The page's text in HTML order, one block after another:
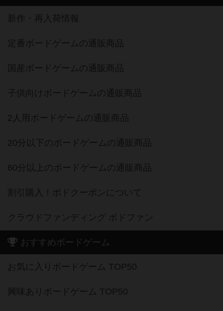
新作・再入荷情報
定番ボードゲームの通販商品
国産ボードゲームの通販商品
子供向けボードゲームの通販商品
2人用ボードゲームの通販商品
20分以下のボードゲームの通販商品
60分以上のボードゲームの通販商品
割引購入！ボドクーポンについて
クラウドファンディング ボドファン
おすすめボードゲーム
お気に入りボードゲーム TOP50
興味ありボードゲーム TOP50